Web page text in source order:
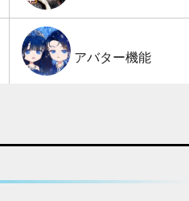
アバター機能